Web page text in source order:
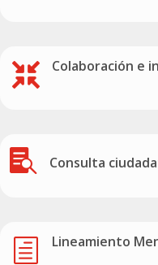
 Colaboración e
 Consulta
h Lineamiento